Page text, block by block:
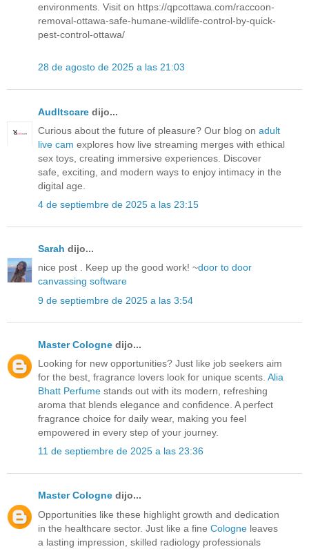
environments. Visit on https://qpcottawa.com/raccoon-
removal-ottawa-safe-humane-wildlife-control-by-quick-
pest-control-ottawa/
28 de agosto de 2025 a las 21:03
Audltscare dijo...
Curious about the future of pleasure? Our blog on adult
live cam explores how live streaming merges with ethical
sex toys, creating immersive experiences. Discover
safe, exciting, and modern ways to enjoy intimacy in the
digital age.
4 de septiembre de 2025 a las 23:15
Sarah dijo...
nice post . Keep up the good work! ~door to door
canvassing software
9 de septiembre de 2025 a las 3:54
Master Cologne dijo...
Looking for new opportunities? Just like job seekers aim
for the best, fragrance lovers look for unique scents. Alia
Bhatt Perfume stands out with its modern, refreshing
aroma that blends elegance and confidence. A perfect
fragrance choice for daily wear, making you feel
empowered in every step of your journey.
11 de septiembre de 2025 a las 23:36
Master Cologne dijo...
Opportunities like these highlight growth and dedication
in the healthcare sector. Just like a fine Cologne leaves
a lasting impression, skilled radiology professionals